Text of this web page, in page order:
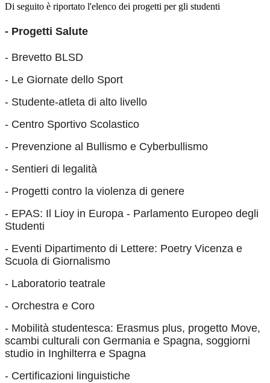
Di seguito è riportato l'elenco dei progetti per gli studenti
- Progetti Salute
- Brevetto BLSD
- Le Giornate dello Sport
- Studente-atleta di alto livello
- Centro Sportivo Scolastico
- Prevenzione al Bullismo e Cyberbullismo
- Sentieri di legalità
- Progetti contro la violenza di genere
- EPAS: Il Lioy in Europa - Parlamento Europeo degli
Studenti
- Eventi Dipartimento di Lettere: Poetry Vicenza e
Scuola di Giornalismo
- Laboratorio teatrale
- Orchestra e Coro
- Mobilità studentesca: Erasmus plus, progetto Move,
scambi culturali con Germania e Spagna, soggiorni
studio in Inghilterra e Spagna
- Certificazioni linguistiche